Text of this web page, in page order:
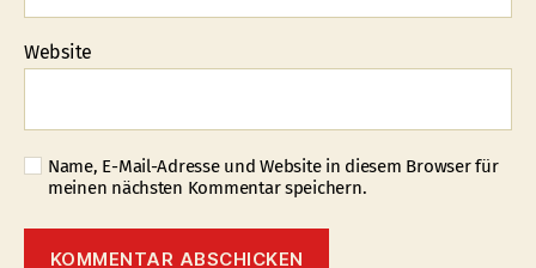
Website
Name, E-Mail-Adresse und Website in diesem Browser für
meinen nächsten Kommentar speichern.